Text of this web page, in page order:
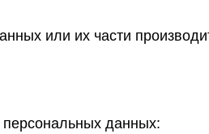
или их части
данных: